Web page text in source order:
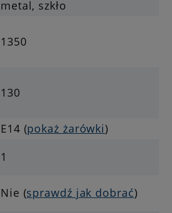
metal, szkło
1350
130
E14 (pokaż żarówki)
1
Nie (sprawdź jak dobrać)